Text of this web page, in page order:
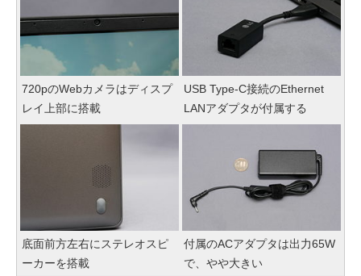
720pのWebカメラはディスプ
レイ上部に搭載
USB Type-C接続のEthernet
LANアダプタが付属する
底面前方左右にステレオスピ
ーカーを搭載
付属のACアダプタは出力65W
で、やや大きい